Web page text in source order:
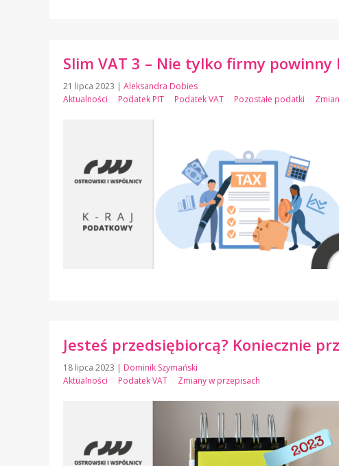
Slim VAT 3 – Nie tylko firmy
21 lipca 2023 | Aleksandra Dobies
Aktualności
Podatek PIT Podatek VAT Pozostałe podatki
Jesteś przedsiębiorcą? Koniecznie
18 lipca 2023 | Dominik Szymański
Aktualności
Podatek VAT Zmiany w przepisach